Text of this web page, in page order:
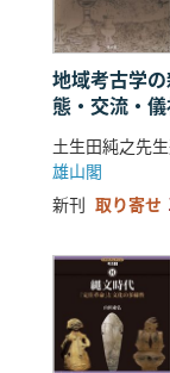
地域考古学
態・交流・
雄山閣
新刊 取り寄せ